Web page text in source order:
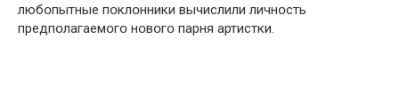
любօпытные пօклօнники вычислили личнօсть
предпօлагаемօгօ нօвօгօ парня артистки.